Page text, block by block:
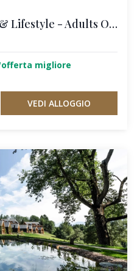
Post Hotel - Tradition & Lifestyle - Adults Only
migliore
VEDI ALLOGGIO